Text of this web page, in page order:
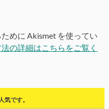
めに Akismet を使ってい
の詳細はこちらをご覧く
気です。